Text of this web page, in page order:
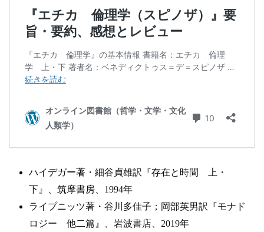
ハイデガー著・細谷貞雄訳『存在と時間 上・
下』、筑摩書房、1994年
ライプニッツ著・谷川多佳子；岡部英男訳『モナド
ロジー 他二篇』、岩波書店、2019年